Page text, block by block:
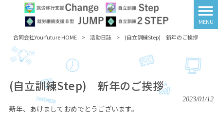
MENU
合同会社Yourfuture HOME
> 活動日誌 > (自立訓練Step) 新年のご挨拶
(自立訓練Step) 新年のご挨拶
2023/01/12
新年、あけましておめでとうございます。